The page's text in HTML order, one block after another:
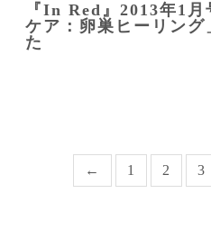
『In Red』2013年1
ケア：卵巣ヒーリング
た
← 1 2 3